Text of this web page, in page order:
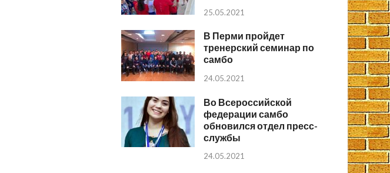
25.05.2021
В Перми пройдет
тренерский семинар по
самбо
24.05.2021
Во Всероссийской
федерации самбо
обновился отдел пресс-
службы
24.05.2021